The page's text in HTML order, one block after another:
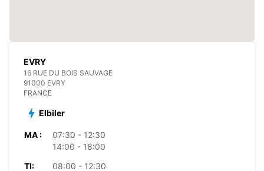
EVRY
16 RUE DU BOIS SAUVAGE
91000 EVRY
FRANCE
Elbiler
MA :
07:30 - 12:30
14:00 - 18:00
TI:
08:00 - 12:30